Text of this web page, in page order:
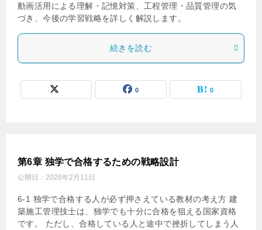
動画活用による理解・記憶対策、工程管理・品質管理の気
づき、今後の学習戦略を詳しく解説します。
続きを読む
0 0
第6章 独学で合格するための戦略設計
公開日： 2026年2月11日
6-1 独学で合格する人が必ず押さえている教材の考え方 建
築施工管理技士は、独学でも十分に合格を狙える国家資格
です。 ただし、合格している人と途中で挫折してしまう人